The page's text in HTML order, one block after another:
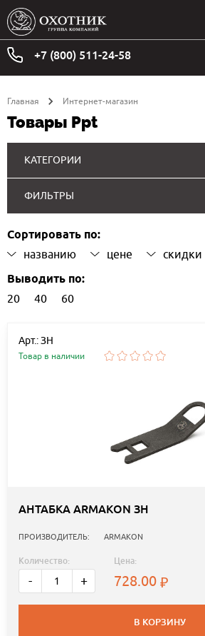
+7 (800) 511-24-58
Главная Интернет-магазин
Товары Ppt
КАТЕГОРИИ
ФИЛЬТРЫ
Сортировать по:
названию цене скидки
Выводить по:
20 40 60
Арт.: ЗН
Товар в наличии
АНТАБКА ARMAKON ЗН
ПРОИЗВОДИТЕЛЬ: ARMAKON
Количество:
- +
Цена:
728.00
В КОРЗИНУ